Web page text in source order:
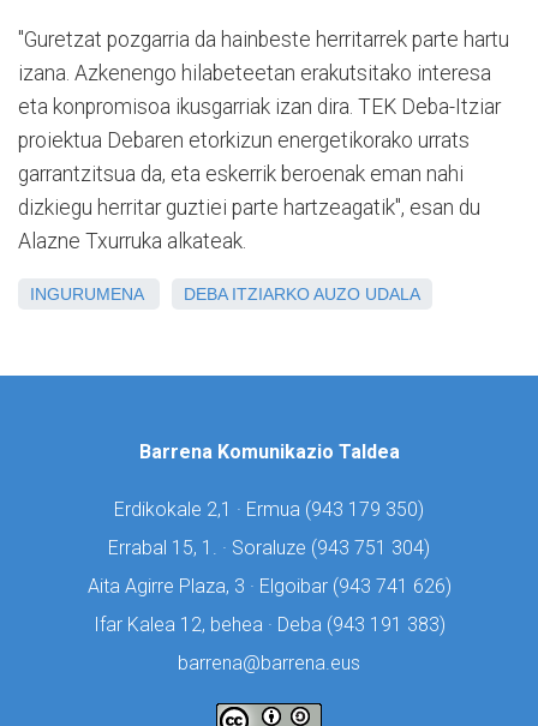
"Guretzat pozgarria da hainbeste herritarrek parte hartu
izana. Azkenengo hilabeteetan erakutsitako interesa
eta konpromisoa ikusgarriak izan dira. TEK Deba-Itziar
proiektua Debaren etorkizun energetikorako urrats
garrantzitsua da, eta eskerrik beroenak eman nahi
dizkiegu herritar guztiei parte hartzeagatik", esan du
Alazne Txurruka alkateak.
INGURUMENA DEBA ITZIARKO AUZO UDALA
Barrena Komunikazio Taldea
Erdikokale 2,1 · Ermua (943 179 350)
Errabal 15, 1. · Soraluze (943 751 304)
Aita Agirre Plaza, 3 · Elgoibar (943 741 626)
Ifar Kalea 12, behea · Deba (943 191 383)
barrena@barrena.eus